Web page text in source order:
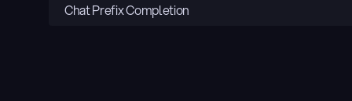
Chat Prefix Completion